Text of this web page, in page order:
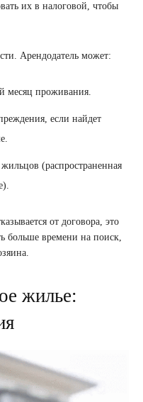
их в налоговой, чтобы
Арендодатель может:
месяц проживания.
если найдет
(распространенная
от договора, это
больше времени на поиск,
жилье: